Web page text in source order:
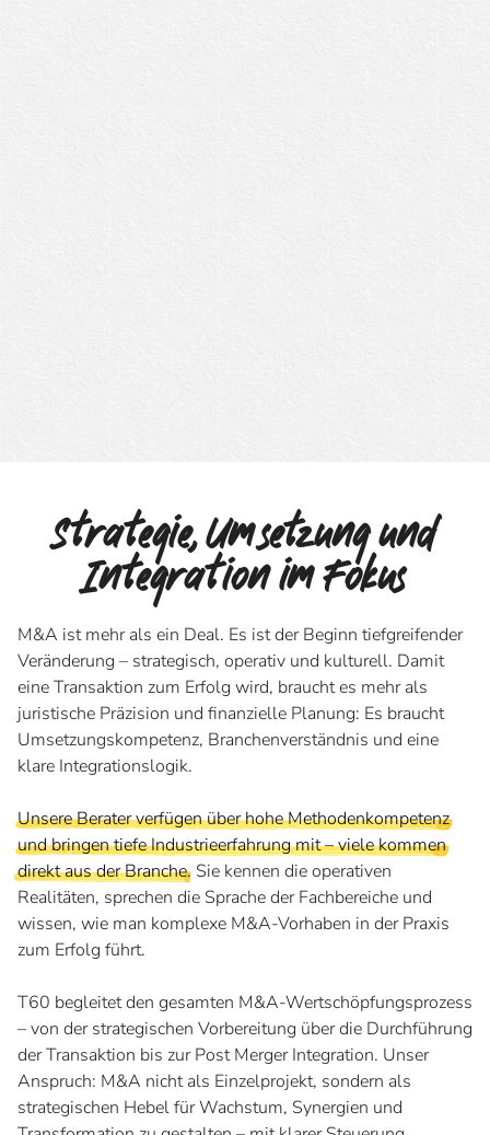
Strategie, Umsetzung und
Integration im Fokus
M&A ist mehr als ein Deal. Es ist der Beginn tiefgreifender
Veränderung – strategisch, operativ und kulturell. Damit
eine Transaktion zum Erfolg wird, braucht es mehr als
juristische Präzision und finanzielle Planung: Es braucht
Umsetzungskompetenz, Branchenverständnis und eine
klare Integrationslogik.
Unsere Berater verfügen über hohe Methodenkompetenz
und bringen tiefe Industrieerfahrung mit – viele kommen
direkt aus der Branche. Sie kennen die operativen
Realitäten, sprechen die Sprache der Fachbereiche und
wissen, wie man komplexe M&A-Vorhaben in der Praxis
zum Erfolg führt.
T60 begleitet den gesamten M&A-Wertschöpfungsprozess
– von der strategischen Vorbereitung über die Durchführung
der Transaktion bis zur Post Merger Integration. Unser
Anspruch: M&A nicht als Einzelprojekt, sondern als
strategischen Hebel für Wachstum, Synergien und